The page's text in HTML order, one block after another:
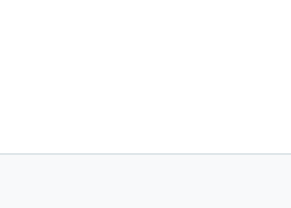
hoặc buổi tối, tùy theo tình
gia.